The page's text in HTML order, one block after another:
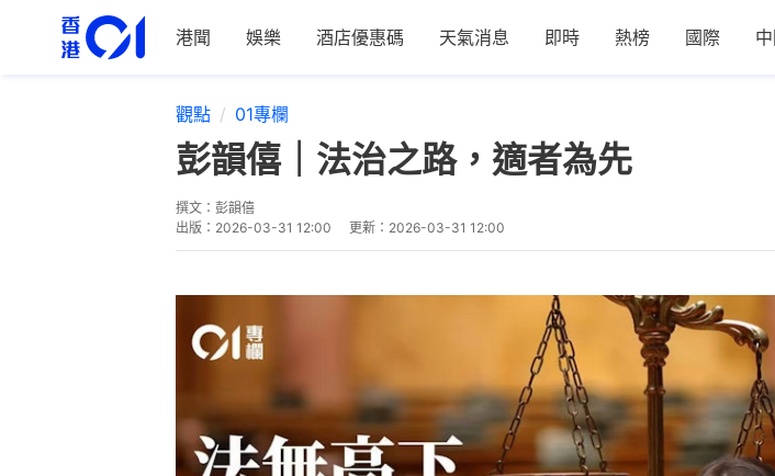
港聞 娛樂 酒店優惠碼 天氣消息 即時 熱榜 國際
觀點 01專欄
彭韻僖｜法治之路，適者為先
撰文： 彭韻僖
出版： 2026-03-31 12:00 更新： 2026-03-31 12:00